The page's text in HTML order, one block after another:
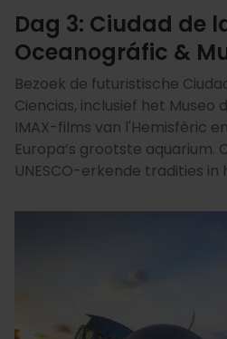
Dag 3: Ciudad de
Oceanográfic &
Bezoek de futuristische
Ciencias, inclusief het Museo
IMAX-films van l'Hemisfèric
Europa’s grootste aquarium.
UNESCO-erkende tradities in